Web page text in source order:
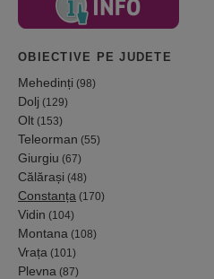
OBIECTIVE PE JUDETE
Mehedinți (98)
Dolj (129)
Olt (153)
Teleorman (55)
Giurgiu (67)
Călărași (48)
Constanța (170)
Vidin (104)
Montana (108)
Vrața (101)
Plevna (87)